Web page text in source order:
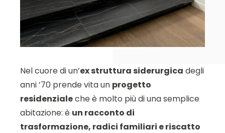
Nel cuore di un’ex struttura siderurgica degli
anni ’70 prende vita un progetto
residenzialeche è molto più di una semplice
abitazione: è un racconto di
trasformazione, radici familiari e riscatto